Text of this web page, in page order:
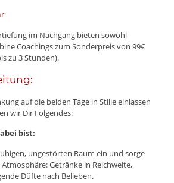
im Nachgang bieten sowohl
Coachings zum Sonderpreis von 99€
zu 3 Stunden).
auf die beiden Tage in Stille einlassen
wir Dir Folgendes:
bist:
ungestörten Raum ein und sorge
Getränke in Reichweite,
Düfte nach Belieben.